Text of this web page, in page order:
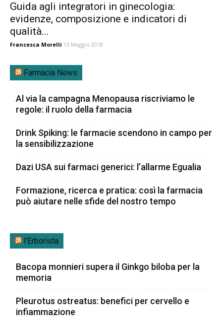
Guida agli integratori in ginecologia:
evidenze, composizione e indicatori di
qualità...
Francesca Morelli 15 Maggio 2018
Farmacia News
Al via la campagna Menopausa riscriviamo le
regole: il ruolo della farmacia
Drink Spiking: le farmacie scendono in campo per
la sensibilizzazione
Dazi USA sui farmaci generici: l’allarme Egualia
Formazione, ricerca e pratica: così la farmacia
può aiutare nelle sfide del nostro tempo
l’Erborista
Bacopa monnieri supera il Ginkgo biloba per la
memoria
Pleurotus ostreatus: benefici per cervello e
infiammazione